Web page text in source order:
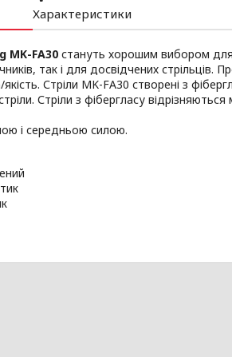
Характеристики
MK-FA30 стануть хорошим вибором для
так і для досвідчених стрільців.
Стріли MK-FA30 створені з
Стріли з фібергласу
і середньою силою.